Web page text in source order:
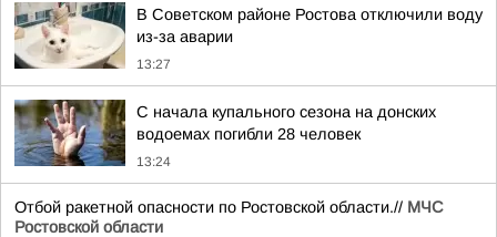
В Советском районе Ростова отключили воду
из-за аварии
13:27
С начала купального сезона на донских
водоемах погибли 28 человек
13:24
Отбой ракетной опасности по Ростовской области.// МЧС
Ростовской области